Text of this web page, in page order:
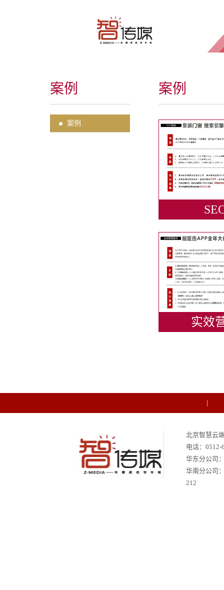
案例
案例
案例
实效
北京智慧云
华东分公司
华南分公司
212
电话： 0512-